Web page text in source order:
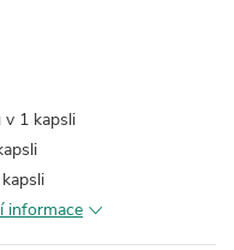
1 kapsli
informace